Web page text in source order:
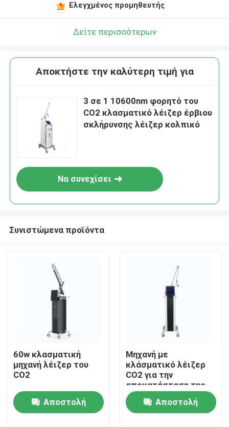
Σπίτι
Προϊόντα
Ελεγχμένος προμηθευτής
Δείτε περισσότερων
Αποκτήστε την καλύτερη τιμή για
3 σε 1 10600nm φορητό του
CO2 κλασματικό λέιζερ έρβιου
σκλήρυνσης λέιζερ κολπικό
Να συνεχίσει
Συνιστώμενα προϊόντα
60w κλασματική
μηχανή λέιζερ του
CO2
Αποστολή
Μηχανή με
κλάσματικό λέιζερ
CO2 για την
αποκατάσταση της
επιφάνειας του
δέρματοςΑποστολή